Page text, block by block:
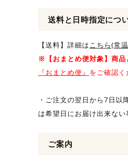
送料と日時指定につ
【送料】詳細はこちら(常
※【おまとめ便対象】商
『おまとめ便』 をご確認く
・ご注文の翌日から7日
は希望日にお届け出来ない
ご案内